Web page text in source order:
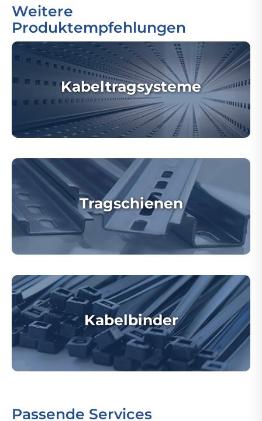
Weitere
Produktempfehlungen
Kabeltragsysteme
Tragschienen
Kabelbinder
Passende Services